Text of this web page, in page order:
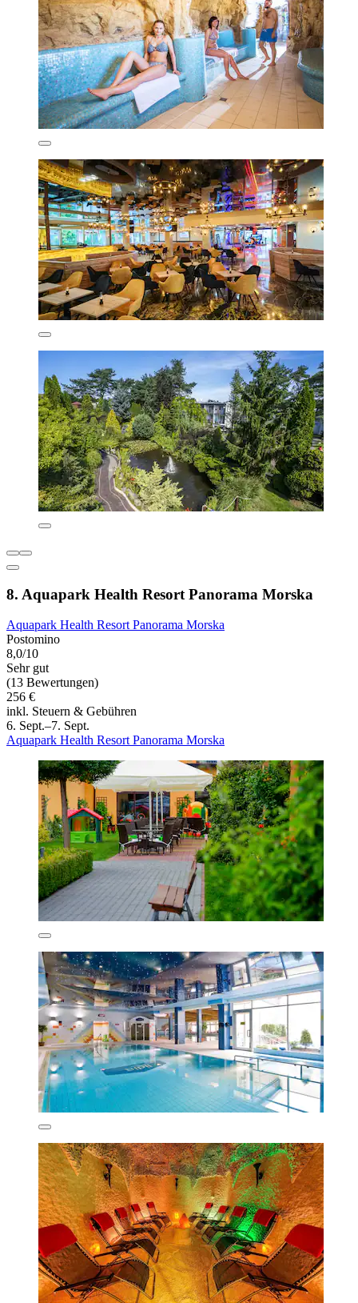
8. Aquapark Health Resort Panorama Morska
Aquapark Health Resort Panorama Morska
Postomino
8,0/10
Sehr gut
(13 Bewertungen)
256 €
inkl. Steuern & Gebühren
6. Sept.–7. Sept.
Aquapark Health Resort Panorama Morska